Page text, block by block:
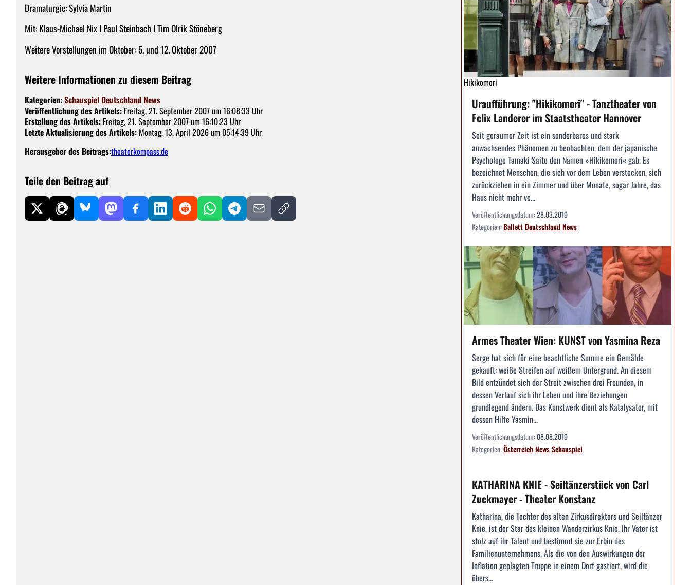
Dramaturgie: Sylvia Martin
Mit: Klaus-Michael Nix I Paul Steinbach I Tim Olrik Stöneberg
Weitere Vorstellungen im Oktober: 5. und 12. Oktober 2007
Weitere Informationen zu diesem Beitrag
Kategorien:Schauspiel Deutschland News
Veröffentlichung des Artikels: Freitag, 21. September 2007 um 16:08:33 Uhr
Erstellung des Artikels: Freitag, 21. September 2007 um 16:10:23 Uhr
Letzte Aktualisierung des Artikels: Montag, 13. April 2026 um 05:14:39 Uhr
Herausgeber des Beitrags:theaterkompass.de
Teile den Beitrag auf
Hikikomori
Uraufführung: "Hikikomori" - Tanztheater von
Felix Landerer im Staatstheater Hannover
Seit geraumer Zeit ist ein sonderbares und stark
anwachsendes Phänomen zu beobachten, dem der japanische
Psychologe Tamaki Saito den Namen »Hikikomori« gab. Es
bezeichnet Menschen, die sich vor dem Leben verstecken, sich
zurückziehen in ein Zimmer und über Monate, sogar Jahre, das
Haus nicht mehr ve...
Veröffentlichungsdatum:28.03.2019
Kategorien:BallettDeutschlandNews
Armes Theater Wien: KUNST von Yasmina Reza
Serge hat sich für eine beachtliche Summe ein Gemälde
gekauft: weiße Streifen auf weißem Untergrund. An diesem
Bild entzündet sich der Streit zwischen drei Freunden, in
dessen Verlauf sich ihr Leben und ihre Beziehungen
grundlegend ändern. Das Kunstwerk dient als Katalysator, mit
dessen Hilfe Yasmin...
Veröffentlichungsdatum:08.08.2019
Kategorien:ÖsterreichNewsSchauspiel
KATHARINA KNIE - Seiltänzerstück von Carl
Zuckmayer - Theater Konstanz
Katharina, die Tochter des alten Zirkusdirektors und Seiltänzer
Knie, ist der Star des kleinen Wanderzirkus Knie. Ihr Vater ist
stolz auf ihr Talent und bestimmt sie zur Erbin des
Familienunternehmens. Als die von den Auswirkungen der
Inflation geplagten Truppe in einem Dorf gastiert, wird die
übers...